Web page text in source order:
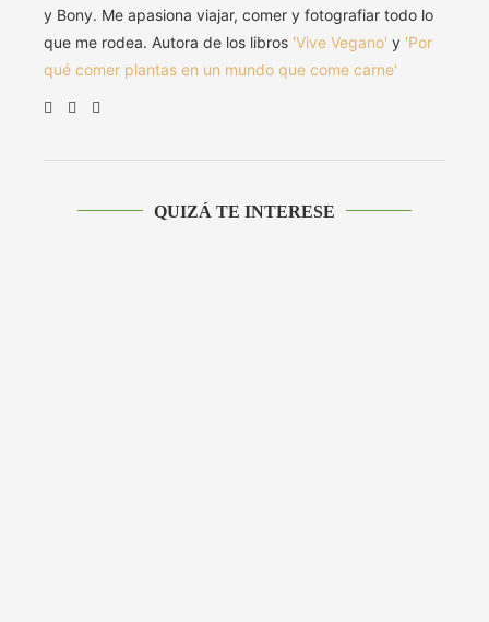
y Bony. Me apasiona viajar, comer y fotografiar todo lo
que me rodea. Autora de los libros 'Vive Vegano' y 'Por
qué comer plantas en un mundo que come carne'
QUIZÁ TE INTERESE